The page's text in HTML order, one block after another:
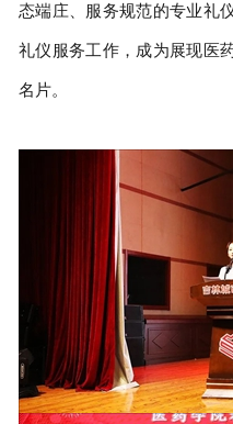
态端庄、服务规范的专业礼
礼仪服务工作，成为展现医
名片。